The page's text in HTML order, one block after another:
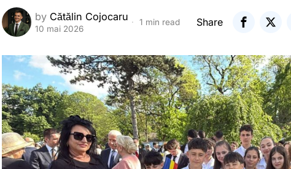
by Cătălin Cojocaru
10 mai 2026
1 min read Share